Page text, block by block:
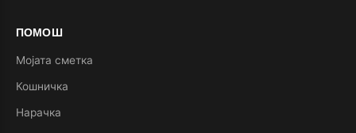
ПОМОШ
Мојата сметка
Кошничка
Нарачка